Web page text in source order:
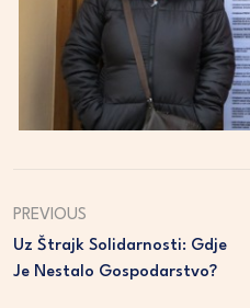
PREVIOUS
Uz Štrajk Solidarnosti: Gdje
Je Nestalo Gospodarstvo?